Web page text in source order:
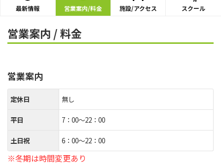
最新情報 営業案内/料金 施設/アクセス スクール
営業案内 / 料金
営業案内
定休日 無し
平日 7：00～22：00
土日祝 6：00～22：00
※冬期は時間変更あり